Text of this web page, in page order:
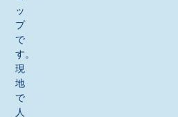
ッ
プ
で
す。
現
地
で
人